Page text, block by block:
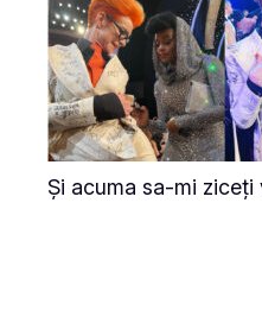
Și acuma sa-mi ziceți